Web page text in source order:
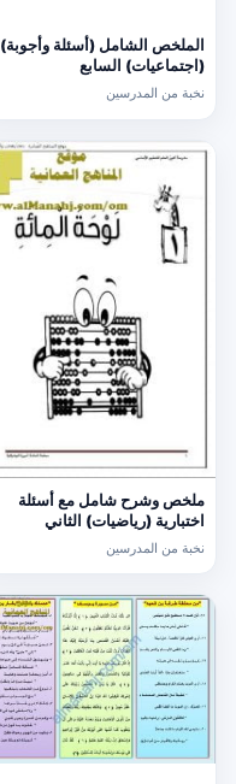
الملخص الشامل (أسئلة وأجوبة)
(اجتماعيات) السابع
نخبة من المدرسين
ملخص وشرح شامل مع أسئلة
اختبارية (رياضيات) الثاني
نخبة من المدرسين